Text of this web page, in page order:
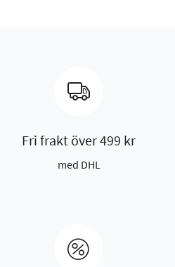
Fri frakt över 499 kr
med DHL